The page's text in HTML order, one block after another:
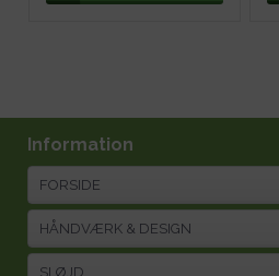
Information
FORSIDE
HÅNDVÆRK & DESIGN
SLØJD